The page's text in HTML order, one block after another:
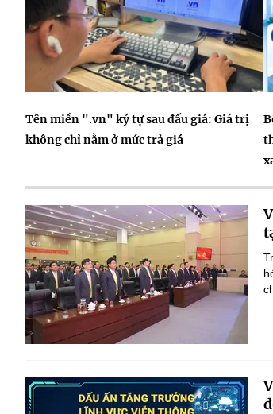
Tên miền ".vn" ký tự sau đấu giá: Giá trị
không chỉ nằm ở mức trả giá